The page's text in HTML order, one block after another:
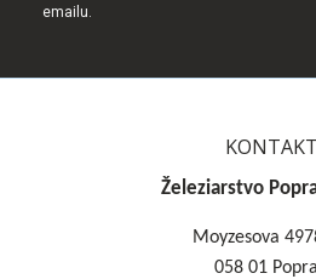
emailu.
KONTAKT
Železiarstvo
Moyzesova
058 01